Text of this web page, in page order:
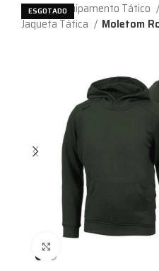
Início Equipamento Tático
Jaqueta Tática
Moletom
ESGOTADO